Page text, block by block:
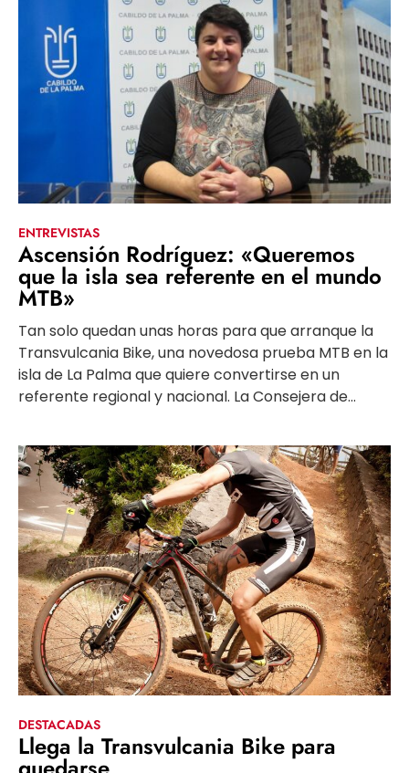
ENTREVISTAS
Ascensión Rodríguez: «Queremos
que la isla sea referente en el mundo
MTB»
Tan solo quedan unas horas para que arranque la
Transvulcania Bike, una novedosa prueba MTB en la
isla de La Palma que quiere convertirse en un
referente regional y nacional. La Consejera de...
DESTACADAS
Llega la Transvulcania Bike para